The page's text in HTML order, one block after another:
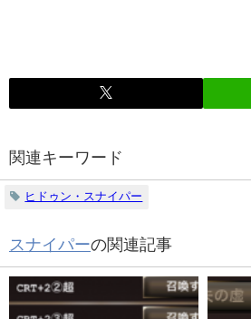
関連キーワード
ヒドゥン・スナイパー
スナイパーの関連記事